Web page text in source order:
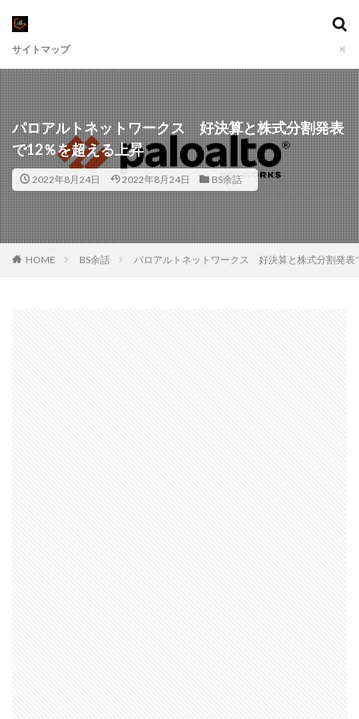
サイトマップ
パロアルトネットワークス 好決算と株式分割発表
で12％を超える上昇
2022年8月24日 2022年8月24日 BS余話
HOME BS余話 パロアルトネットワークス 好決算と株式分割発表